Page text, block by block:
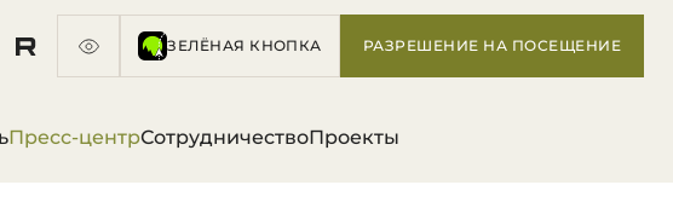
ЗЕЛЁНАЯ КНОПКА РАЗРЕШЕНИЕ НА ПОСЕЩЕНИЕ
Пресс-центрСотрудничествоПроекты